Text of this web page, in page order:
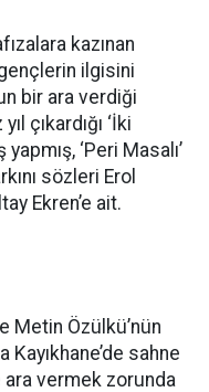
kazınan
ilgisini
bir ara verdiği
çıkardığı ‘İki
‘Peri Masalı’
sözleri Erol
Ekren’e ait.
Metin Özülkü’nün
Kayıkhane’de sahne
ara vermek zorunda